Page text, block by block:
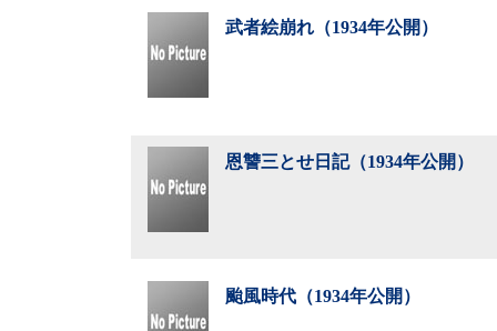
武者絵崩れ（1934年公開）
恩讐三とせ日記（1934年公開）
颱風時代（1934年公開）